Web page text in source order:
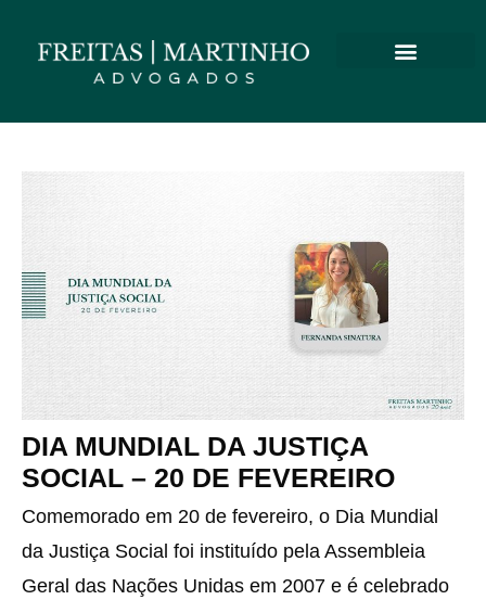
DIA MUNDIAL DA JUSTIÇA
SOCIAL – 20 DE FEVEREIRO
Comemorado em 20 de fevereiro, o Dia Mundial
da Justiça Social foi instituído pela Assembleia
Geral das Nações Unidas em 2007 e é celebrado